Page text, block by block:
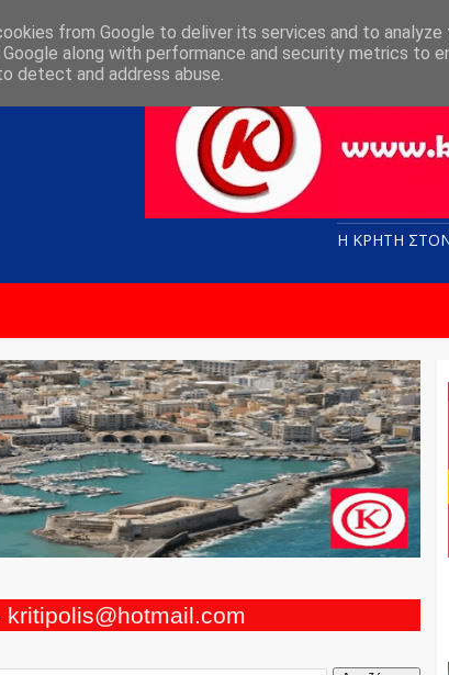
Η ΚΡΗΤΗ
kritipolis@hotmail.com
from Google to deliver its services and to analyze
along with performance and security metrics to
detect and address abuse.